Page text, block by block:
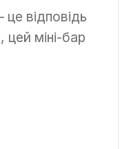
це відповідь
цей міні-бар